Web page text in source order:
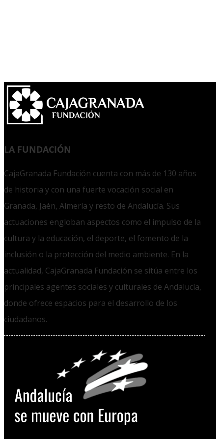
LA FUNDACIÓN
CajaGranada Fundación cuenta con más de 130 años
de historia y con una fuerte vocación social en
Granada, Jaén, Almería y resto de Andalucía. Sus
actuaciones engloban aspectos como el impulso de la
cultura y la educación, el deporte, el fomento de la
inclusión o la protección del medio ambiente. En la
actualidad, CajaGranada Fundación se sitúa entre los
principales agentes sociales y culturales de Andalucía,
donde ofrece espacios para el desarrollo de los
ciudadanos.